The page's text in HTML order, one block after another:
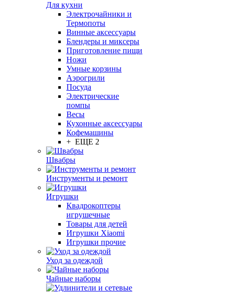
Для кухни
Электрочайники и
Термопоты
Винные аксессуары
Блендеры и миксеры
Приготовление пищи
Ножи
Умные корзины
Аэрогрили
Посуда
Электрические
помпы
Весы
Кухонные аксессуары
Кофемашины
+ ЕЩЕ 2
Швабры
Инструменты и ремонт
Игрушки
Квадрокоптеры
игрушечные
Товары для детей
Игрушки Xiaomi
Игрушки прочие
Уход за одеждой
Чайные наборы